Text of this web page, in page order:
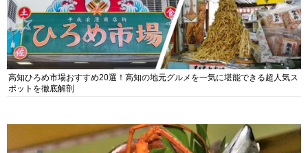
高知ひろめ市場おすすめ20選！高知の地元グルメを一気に堪能できる超人気ス
ポットを徹底解剖